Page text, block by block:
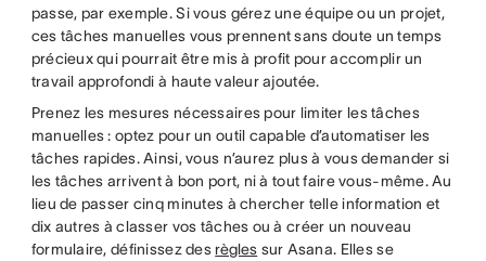
passe, par exemple. Si vous gérez une équipe ou un projet,
ces tâches manuelles vous prennent sans doute un temps
précieux qui pourrait être mis à profit pour accomplir un
travail approfondi à haute valeur ajoutée.
Prenez les mesures nécessaires pour limiter les tâches
manuelles : optez pour un outil capable d’automatiser les
tâches rapides. Ainsi, vous n’aurez plus à vous demander si
les tâches arrivent à bon port, ni à tout faire vous-même. Au
lieu de passer cinq minutes à chercher telle information et
dix autres à classer vos tâches ou à créer un nouveau
formulaire, définissez des règles sur Asana. Elles se